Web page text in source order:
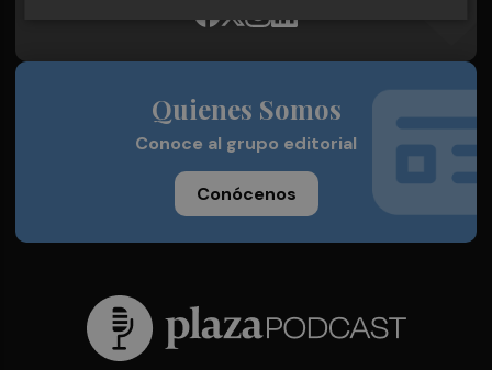
Quienes Somos
Conoce al grupo editorial
Conócenos